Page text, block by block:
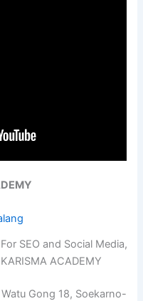
SEO and Social Media,
ACADEMY
Gong 18, Soekarno-